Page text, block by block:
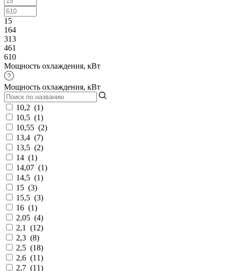
15
164
313
461
610
Мощность охлаждения, кВт
Мощность охлаждения, кВт
10,2 (1)
10,5 (1)
10,55 (2)
13,4 (7)
13,5 (2)
14 (1)
14,07 (1)
14,5 (1)
15 (3)
15,5 (3)
16 (1)
2,05 (4)
2,1
(12)
2,3 (8)
2,5 (18)
2,6 (11)
2,7 (11)